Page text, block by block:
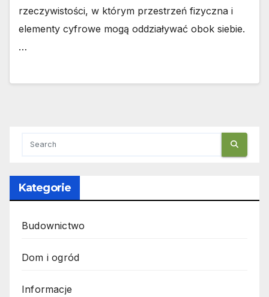
rzeczywistości, w którym przestrzeń fizyczna i
elementy cyfrowe mogą oddziaływać obok siebie.
…
Kategorie
Budownictwo
Dom i ogród
Informacje